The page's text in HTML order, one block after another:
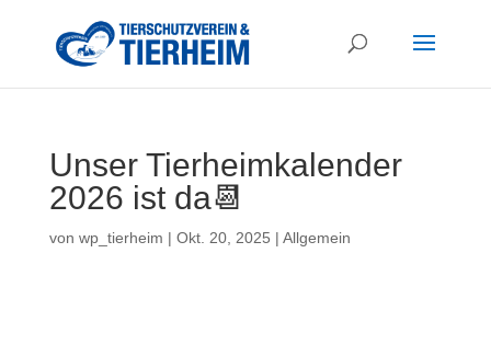
Unser Tierheimkalender
2026 ist da📆
von wp_tierheim | Okt. 20, 2025 | Allgemein